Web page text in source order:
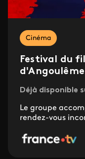
Cinéma
Festival du
Déjà disponible
Le groupe
rendez-vous